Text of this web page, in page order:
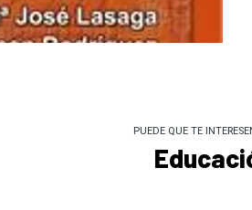
PUEDE QUE TE